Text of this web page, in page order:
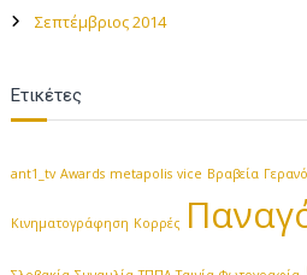
Σεπτέμβριος 2014
Ετικέτες
ant1_tv Awards metapolis vice Βραβεία
Κινηματογράφηση Κορρές